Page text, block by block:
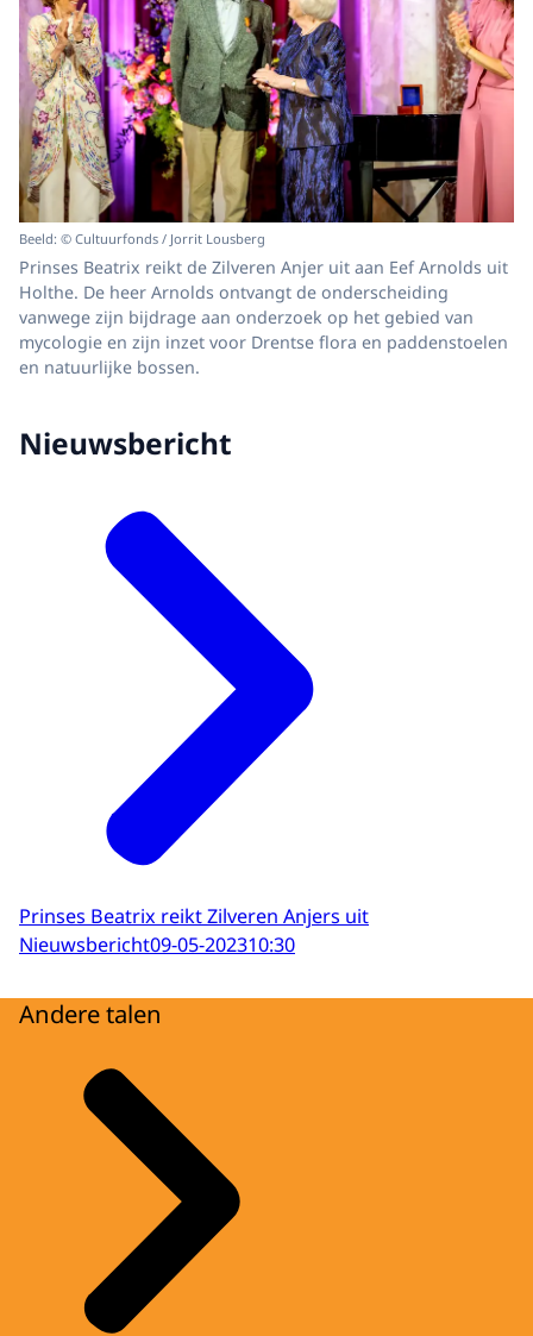
Beeld: © Cultuurfonds / Jorrit Lousberg
Prinses Beatrix reikt de Zilveren Anjer uit aan Eef Arnolds uit
Holthe. De heer Arnolds ontvangt de onderscheiding
vanwege zijn bijdrage aan onderzoek op het gebied van
mycologie en zijn inzet voor Drentse flora en paddenstoelen
en natuurlijke bossen.
Nieuwsbericht
Prinses Beatrix reikt Zilveren Anjers uit
Nieuwsbericht09-05-202310:30
Andere talen